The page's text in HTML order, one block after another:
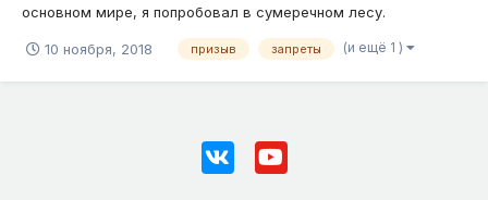
основном мире, я попробовал в сумеречном лесу.
падшего ангела кинжалом жертвоприношения, у меня сразу
10 ноября, 2018 призыв запреты (и ещё 1 )